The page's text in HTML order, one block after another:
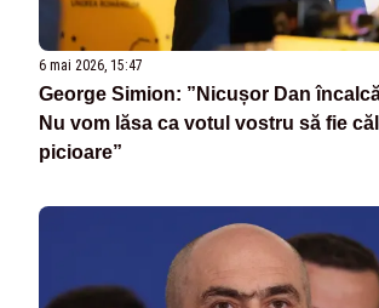
6 mai 2026, 15:47
George Simion: ”Nicușor Dan
Nu vom lăsa ca votul vostru să fie
picioare”